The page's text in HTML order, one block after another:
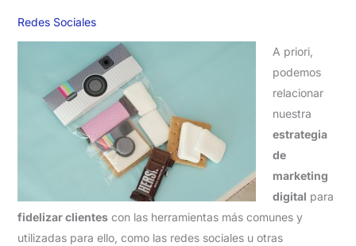
Redes Sociales
A priori,
podemos
relacionar
nuestra
estrategia
de
marketing
digital para
fidelizar clientescon las herramientas más comunes y
utilizadas para ello, como las redes sociales u otras